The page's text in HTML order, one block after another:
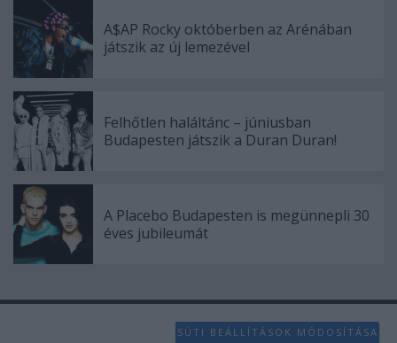
A$AP Rocky októberben az Arénában
játszik az új lemezével
Felhőtlen haláltánc – júniusban
Budapesten játszik a Duran Duran!
A Placebo Budapesten is megünnepli 30
éves jubileumát
SÜTI BEÁLLÍTÁSOK MÓDOSÍTÁSA